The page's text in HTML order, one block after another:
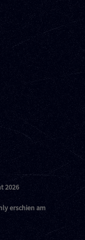
2026
erschien am